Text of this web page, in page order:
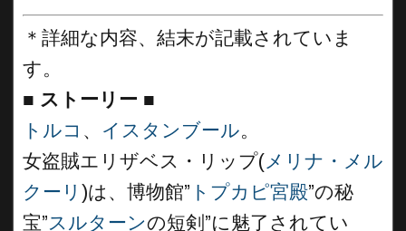
＊詳細な内容、結末が記載されていま
す。
■ ストーリー ■
トルコ 、 イスタンブール。
女盗賊エリザベス・リップ(メリナ・メル
クーリ )は、博物館” トプカピ宮殿”の秘
宝”スルターンの短剣”に魅了されてい